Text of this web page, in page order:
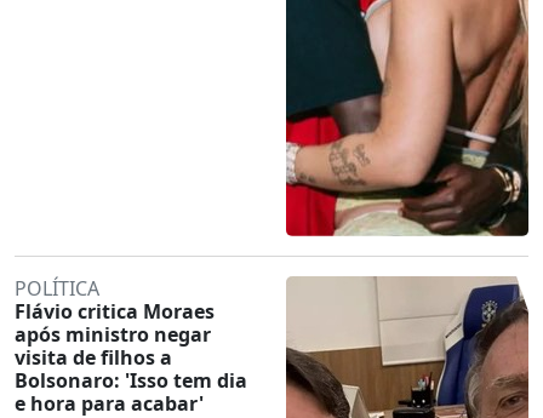
POLÍTICA
Flávio critica Moraes
após ministro negar
visita de filhos a
Bolsonaro: 'Isso tem dia
e hora para acabar'